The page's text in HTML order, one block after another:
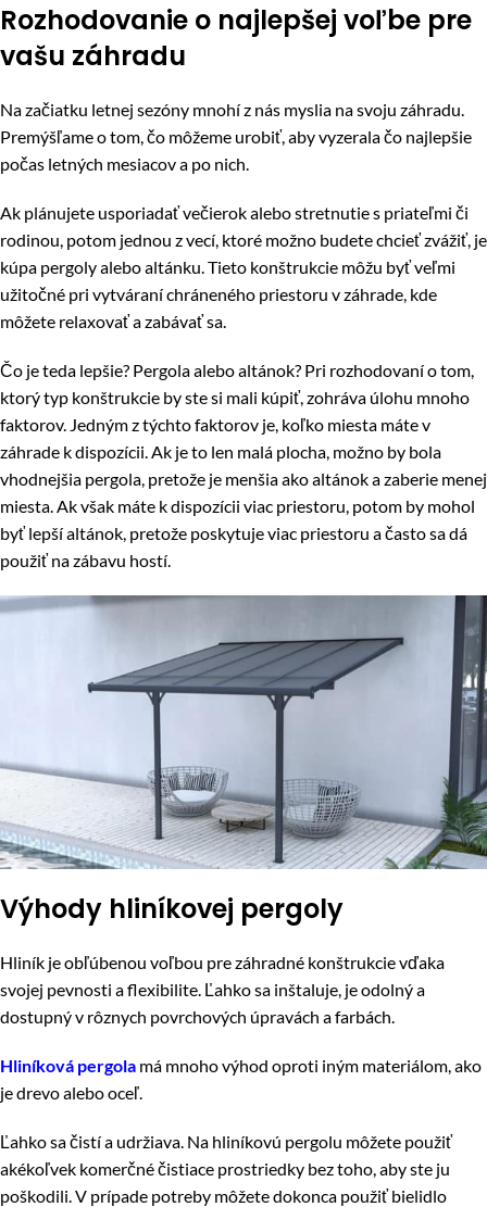
Rozhodovanie o najlepšej voľbe pre
vašu záhradu
Na začiatku letnej sezóny mnohí z nás myslia na svoju záhradu.
Premýšľame o tom, čo môžeme urobiť, aby vyzerala čo najlepšie
počas letných mesiacov a po nich.
Ak plánujete usporiadať večierok alebo stretnutie s priateľmi či
rodinou, potom jednou z vecí, ktoré možno budete chcieť zvážiť, je
kúpa pergoly alebo altánku. Tieto konštrukcie môžu byť veľmi
užitočné pri vytváraní chráneného priestoru v záhrade, kde
môžete relaxovať a zabávať sa.
Čo je teda lepšie? Pergola alebo altánok? Pri rozhodovaní o tom,
ktorý typ konštrukcie by ste si mali kúpiť, zohráva úlohu mnoho
faktorov. Jedným z týchto faktorov je, koľko miesta máte v
záhrade k dispozícii. Ak je to len malá plocha, možno by bola
vhodnejšia pergola, pretože je menšia ako altánok a zaberie menej
miesta. Ak však máte k dispozícii viac priestoru, potom by mohol
byť lepší altánok, pretože poskytuje viac priestoru a často sa dá
použiť na zábavu hostí.
Výhody hliníkovej pergoly
Hliník je obľúbenou voľbou pre záhradné konštrukcie vďaka
svojej pevnosti a flexibilite. Ľahko sa inštaluje, je odolný a
dostupný v rôznych povrchových úpravách a farbách.
Hliníková pergola má mnoho výhod oproti iným materiálom, ako
je drevo alebo oceľ.
Ľahko sa čistí a udržiava. Na hliníkovú pergolu môžete použiť
akékoľvek komerčné čistiace prostriedky bez toho, aby ste ju
poškodili. V prípade potreby môžete dokonca použiť bielidlo